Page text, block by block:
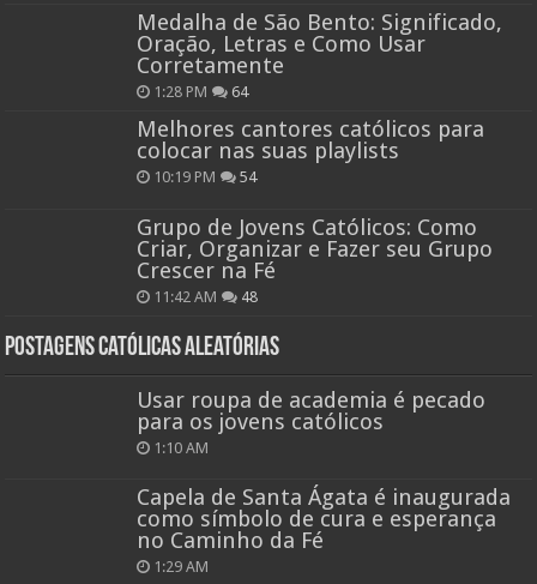
Medalha de São Bento: Significado,
Oração, Letras e Como Usar
Corretamente
1:28 PM 64
Melhores cantores católicos para
colocar nas suas playlists
10:19 PM 54
Grupo de Jovens Católicos: Como
Criar, Organizar e Fazer seu Grupo
Crescer na Fé
11:42 AM 48
Postagens católicas aleatórias
Usar roupa de academia é pecado
para os jovens católicos
1:10 AM
Capela de Santa Ágata é inaugurada
como símbolo de cura e esperança
no Caminho da Fé
1:29 AM